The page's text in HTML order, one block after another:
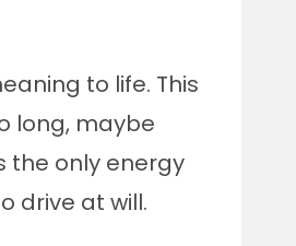
to life. This
long, maybe
the only energy
drive at will.